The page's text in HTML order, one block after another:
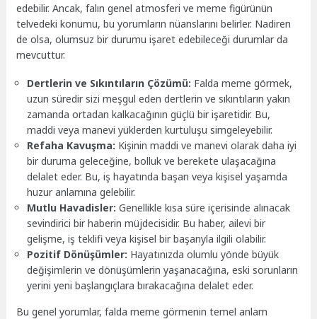
edebilir. Ancak, falın genel atmosferi ve meme figürünün
telvedeki konumu, bu yorumların nüanslarını belirler. Nadiren
de olsa, olumsuz bir durumu işaret edebileceği durumlar da
mevcuttur.
Dertlerin ve Sıkıntıların Çözümü: Falda meme görmek,
uzun süredir sizi meşgul eden dertlerin ve sıkıntıların yakın
zamanda ortadan kalkacağının güçlü bir işaretidir. Bu,
maddi veya manevi yüklerden kurtuluşu simgeleyebilir.
Refaha Kavuşma: Kişinin maddi ve manevi olarak daha iyi
bir duruma geleceğine, bolluk ve berekete ulaşacağına
delalet eder. Bu, iş hayatında başarı veya kişisel yaşamda
huzur anlamına gelebilir.
Mutlu Havadisler: Genellikle kısa süre içerisinde alınacak
sevindirici bir haberin müjdecisidir. Bu haber, ailevi bir
gelişme, iş teklifi veya kişisel bir başarıyla ilgili olabilir.
Pozitif Dönüşümler: Hayatınızda olumlu yönde büyük
değişimlerin ve dönüşümlerin yaşanacağına, eski sorunların
yerini yeni başlangıçlara bırakacağına delalet eder.
Bu genel yorumlar, falda meme görmenin temel anlam